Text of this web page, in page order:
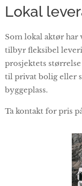
Lokal
Som lokal aktør har
tilbyr fleksibel
prosjektets
til privat bolig eller
byggeplass.
Ta kontakt for pris